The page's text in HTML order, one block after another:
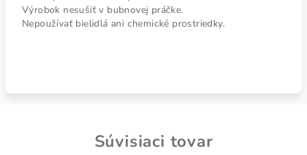
Výrobok nesušiť v bubnovej práčke.
Nepoužívať bielidlá ani chemické prostriedky.
Súvisiaci tovar